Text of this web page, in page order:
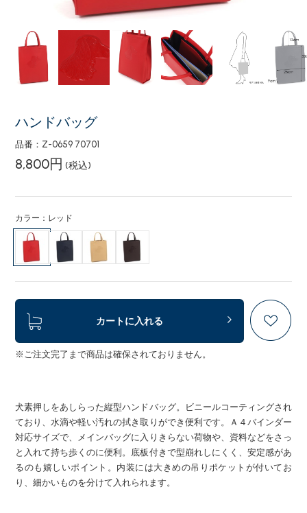
ハンドバッグ
品番：Z-0659 70701
8,800円 (税込)
カラー：レッド
カートに入れる
※ご注文完了まで商品は確保されておりません。
犬素押しをあしらった縦型ハンドバッグ。ビニールコーティングされ
ており、水滴や軽い汚れの拭き取りができ便利です。Ａ４バインダー
対応サイズで、メインバッグに入りきらない荷物や、資料などをさっ
と入れて持ち歩くのに便利。底板付きで型崩れしにくく、安定感があ
るのも嬉しいポイント。内装には大きめの吊りポケットが付いてお
り、細かいものを分けて入れられます。